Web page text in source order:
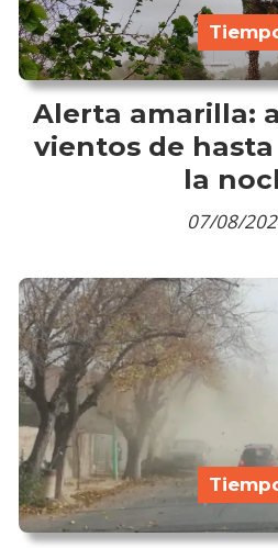
Alerta amarilla:
vientos de
la
07/08/